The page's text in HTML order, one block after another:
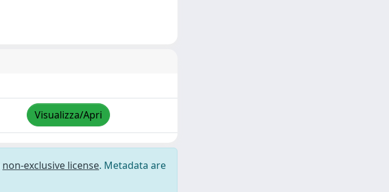
Visualizza/Apri
non-exclusive license. Metadata are